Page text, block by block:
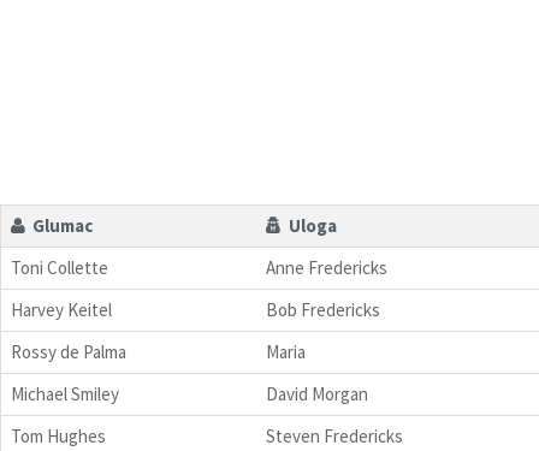
Glumac
Uloga
Toni Collette
Anne Fredericks
Harvey Keitel
Bob Fredericks
Rossy de Palma
Maria
Michael Smiley
David Morgan
Tom Hughes
Steven Fredericks